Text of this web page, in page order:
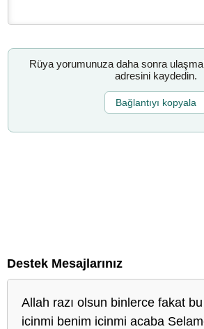
Rüya yorumunuza daha sonra
adresini kaydedin.
Bağlantıyı kopyala
Destek Mesajlarınız
Allah razı olsun binlerce fakat
icinmi benim icinmi acaba